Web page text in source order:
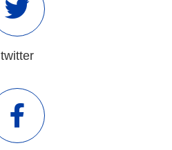
twitter